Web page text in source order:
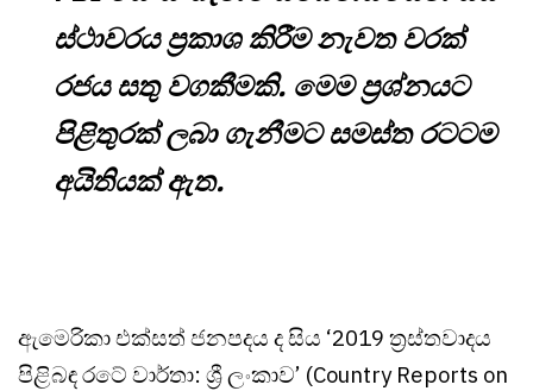
ස්ථාවරය ප්‍රකාශ කිරීම නැවත වරක්
රජය සතු වගකීමකි. මෙම ප්‍රශ්නයට
පිළිතුරක් ලබා ගැනීමට සමස්ත රටටම
අයිතියක් ඇත.
ඇමෙරිකා එක්සත් ජනපදය ද සිය ‘2019 ත්‍රස්තවාදය
පිළිබඳ රටේ වාර්තා: ශ්‍රී ලංකාව’ (Country Reports on